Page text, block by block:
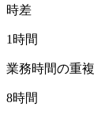
時差
1時間
業務時間の重複
8時間